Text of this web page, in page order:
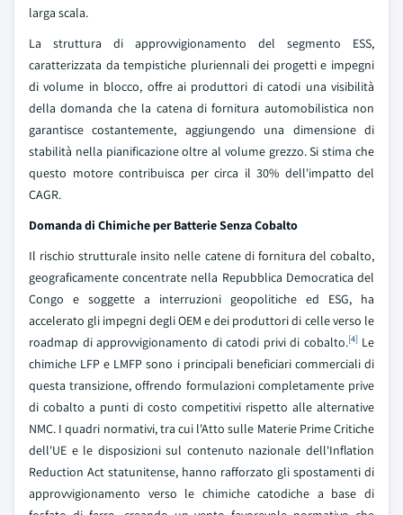
larga scala.
La struttura di approvvigionamento del segmento ESS,
caratterizzata da tempistiche pluriennali dei progetti e impegni
di volume in blocco, offre ai produttori di catodi una visibilità
della domanda che la catena di fornitura automobilistica non
garantisce costantemente, aggiungendo una dimensione di
stabilità nella pianificazione oltre al volume grezzo. Si stima che
questo motore contribuisca per circa il 30% dell'impatto del
CAGR.
Domanda di Chimiche per Batterie Senza Cobalto
Il rischio strutturale insito nelle catene di fornitura del cobalto,
geograficamente concentrate nella Repubblica Democratica del
Congo e soggette a interruzioni geopolitiche ed ESG, ha
accelerato gli impegni degli OEM e dei produttori di celle verso le
roadmap di approvvigionamento di catodi privi di cobalto.[4]Le
chimiche LFP e LMFP sono i principali beneficiari commerciali di
questa transizione, offrendo formulazioni completamente prive
di cobalto a punti di costo competitivi rispetto alle alternative
NMC. I quadri normativi, tra cui l'Atto sulle Materie Prime Critiche
dell'UE e le disposizioni sul contenuto nazionale dell'Inflation
Reduction Act statunitense, hanno rafforzato gli spostamenti di
approvvigionamento verso le chimiche catodiche a base di